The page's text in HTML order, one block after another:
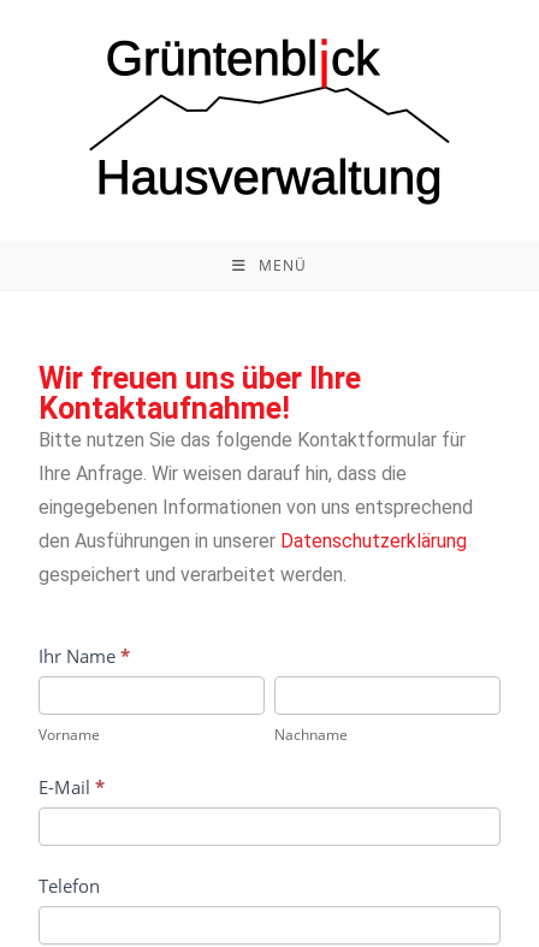
MENÜ
Wir freuen uns über Ihre
Kontaktaufnahme!
Bitte nutzen Sie das folgende Kontaktformular für
Ihre Anfrage. Wir weisen darauf hin, dass die
eingegebenen Informationen von uns entsprechend
den Ausführungen in unserer Datenschutzerklärung
gespeichert und verarbeitet werden.
Kontakt_Gruentenblick
Ihr Name*
Vorname Nachname
E-Mail*
Telefon